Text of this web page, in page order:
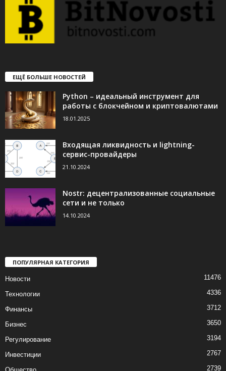
ЕЩЁ БОЛЬШЕ НОВОСТЕЙ
Python – идеальный инструмент для
работы с блокчейном и криптовалютами
18.01.2025
Входящая ликвидность и lightning-
сервис-провайдеры
21.10.2024
Nostr: децентрализованные социальные
сети и не только
14.10.2024
ПОПУЛЯРНАЯ КАТЕГОРИЯ
Новости 11476
Технологии 4336
Финансы 3712
Бизнес 3650
Регулирование 3194
Инвестиции 2767
Общество 2739